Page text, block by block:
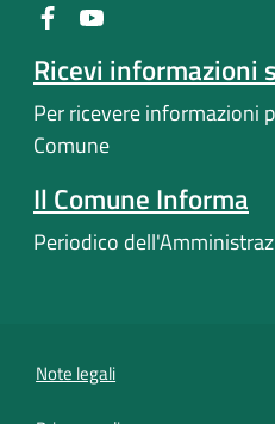
Ricevi informazioni
Per ricevere informazioni
Comune
Il Comune Informa
Periodico
Note legali